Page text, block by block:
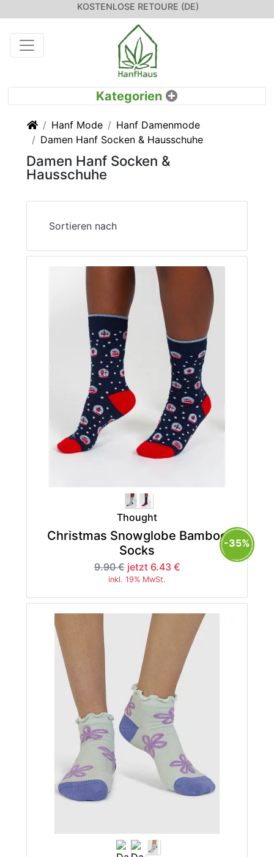
KOSTENLOSE RETOURE (DE)
Startseite
Hanf Mode
Hanf Damenmode
Damen Hanf Socken & Hausschuhe
Damen Hanf Socken &
Hausschuhe
Sortieren nach
Thought
Christmas Snowglobe Bamboo
Socks
9.90 € jetzt 6.43 €
inkl. 19% MwSt.
-35%